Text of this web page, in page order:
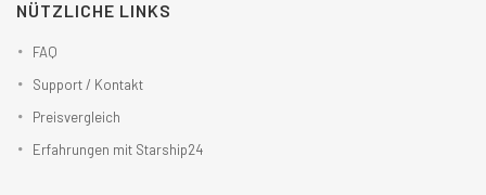
NÜTZLICHE LINKS
FAQ
Support / Kontakt
Preisvergleich
Erfahrungen mit Starship24